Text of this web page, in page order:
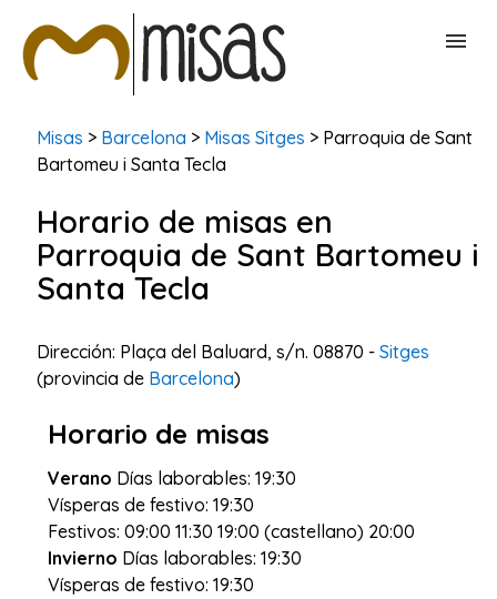
BUSCAR MISAS
Misas > Barcelona > Misas Sitges > Parroquia de Sant
Bartomeu i Santa Tecla
Horario de misas en
Parroquia de Sant Bartomeu i
Santa Tecla
Dirección: Plaça del Baluard, s/n. 08870 - Sitges
(provincia de Barcelona)
Horario de misas
Verano Días laborables: 19:30
Vísperas de festivo: 19:30
Festivos: 09:00 11:30 19:00 (castellano) 20:00
Invierno Días laborables: 19:30
Vísperas de festivo: 19:30